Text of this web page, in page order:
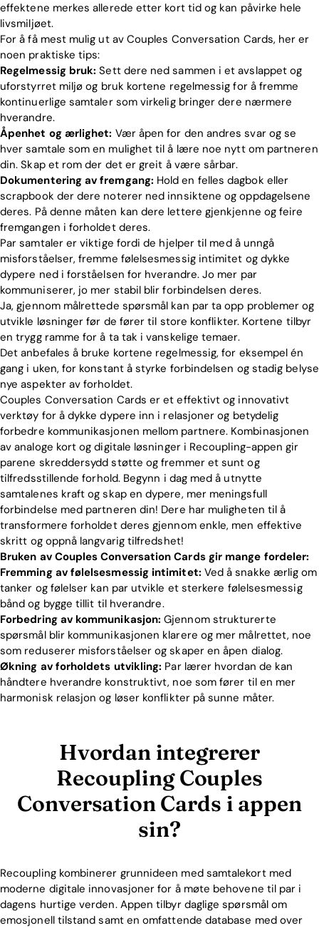
effektene merkes allerede etter kort tid og kan påvirke hele
livsmiljøet.
For å få mest mulig ut av Couples Conversation Cards, her er
noen praktiske tips:
Regelmessig bruk: Sett dere ned sammen i et avslappet og
uforstyrret miljø og bruk kortene regelmessig for å fremme
kontinuerlige samtaler som virkelig bringer dere nærmere
hverandre.
Åpenhet og ærlighet: Vær åpen for den andres svar og se
hver samtale som en mulighet til å lære noe nytt om partneren
din. Skap et rom der det er greit å være sårbar.
Dokumentering av fremgang: Hold en felles dagbok eller
scrapbook der dere noterer ned innsiktene og oppdagelsene
deres. På denne måten kan dere lettere gjenkjenne og feire
fremgangen i forholdet deres.
Par samtaler er viktige fordi de hjelper til med å unngå
misforståelser, fremme følelsesmessig intimitet og dykke
dypere ned i forståelsen for hverandre. Jo mer par
kommuniserer, jo mer stabil blir forbindelsen deres.
Ja, gjennom målrettede spørsmål kan par ta opp problemer og
utvikle løsninger før de fører til store konflikter. Kortene tilbyr
en trygg ramme for å ta tak i vanskelige temaer.
Det anbefales å bruke kortene regelmessig, for eksempel én
gang i uken, for konstant å styrke forbindelsen og stadig belyse
nye aspekter av forholdet.
Couples Conversation Cards er et effektivt og innovativt
verktøy for å dykke dypere inn i relasjoner og betydelig
forbedre kommunikasjonen mellom partnere. Kombinasjonen
av analoge kort og digitale løsninger i Recoupling-appen gir
parene skreddersydd støtte og fremmer et sunt og
tilfredsstillende forhold. Begynn i dag med å utnytte
samtalenes kraft og skap en dypere, mer meningsfull
forbindelse med partneren din! Dere har muligheten til å
transformere forholdet deres gjennom enkle, men effektive
skritt og oppnå langvarig tilfredshet!
Bruken av Couples Conversation Cards gir mange fordeler:
Fremming av følelsesmessig intimitet: Ved å snakke ærlig om
tanker og følelser kan par utvikle et sterkere følelsesmessig
bånd og bygge tillit til hverandre.
Forbedring av kommunikasjon: Gjennom strukturerte
spørsmål blir kommunikasjonen klarere og mer målrettet, noe
som reduserer misforståelser og skaper en åpen dialog.
Økning av forholdets utvikling: Par lærer hvordan de kan
håndtere hverandre konstruktivt, noe som fører til en mer
harmonisk relasjon og løser konflikter på sunne måter.
Hvordan integrerer
Recoupling Couples
Conversation Cards i appen
sin?
Recoupling kombinerer grunnideen med samtalekort med
moderne digitale innovasjoner for å møte behovene til par i
dagens hurtige verden. Appen tilbyr daglige spørsmål om
emosjonell tilstand samt en omfattende database med over